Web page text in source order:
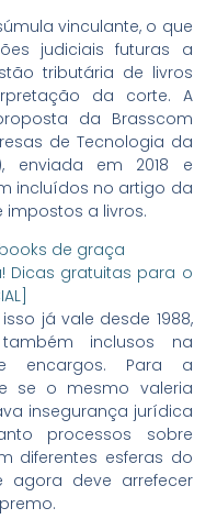
vinculante, o que
judiciais futuras a
tributária de livros
da corte. A
da Brasscom
de Tecnologia da
enviada em 2018 e
incluídos no artigo da
a livros.
de graça
Dicas gratuitas para o
já vale desde 1988,
inclusos na
encargos. Para a
se o mesmo valeria
insegurança jurídica
processos sobre
diferentes esferas do
agora deve arrefecer